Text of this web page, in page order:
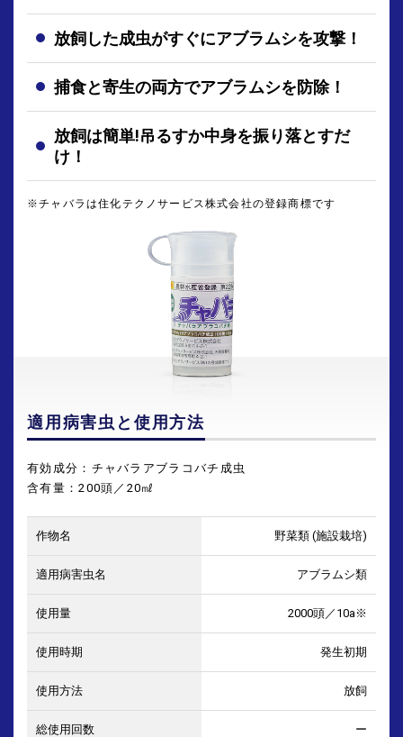
放飼した成虫がすぐにアブラムシを攻撃！
捕食と寄生の両方でアブラムシを防除！
放飼は簡単!吊るすか中身を振り落とすだ
け！
※チャバラは住化テクノサービス株式会社の登録商標です
適用病害虫と使用方法
有効成分：チャバラアブラコバチ成虫
含有量：200頭／20㎖
野菜類 (施設栽培)
アブラムシ類
2000頭／10a※
発生初期
放飼
ー